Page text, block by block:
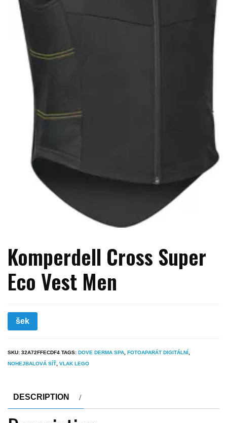
Komperdell Cross Super
Eco Vest Men
šek
SKU: 32A72FFECDF4 TAGS: DOVE DERMA SPA FOTOAPARÁT DIGITÁLNÍ
NOHEJBALOVÁ SÍŤ VLAK LEGO
DESCRIPTION